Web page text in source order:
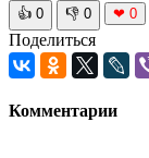
👍 0 👎 0 ❤ 0
Поделиться
Комментарии